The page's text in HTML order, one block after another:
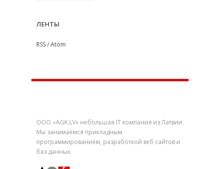
ЛЕНТЫ
RSS/Atom
ООО «AGK.LV» небольшая IT компания из Латвии.
Мы занимаемся прикладным
программированием, разработкой веб сайтов и
баз данных.